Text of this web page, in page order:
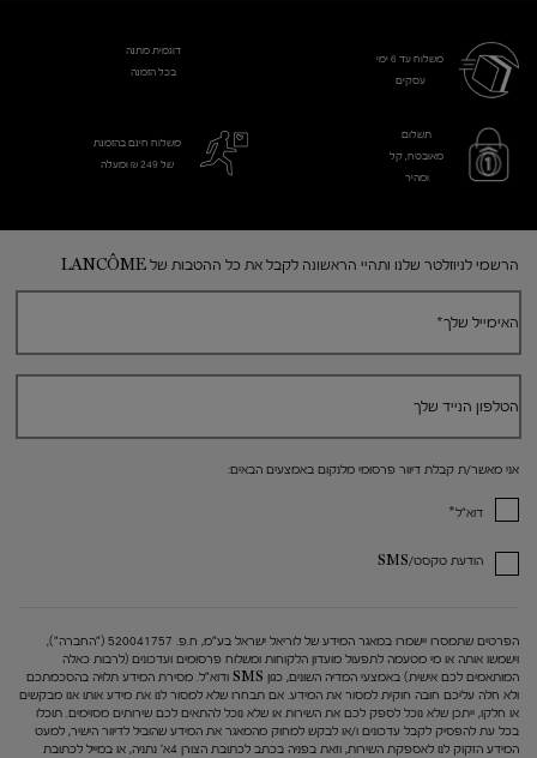
משלוח עד 6 ימי
עסקים​
דוגמית מתנה
בכל הזמנה
תשלום
מאובטח, קל
ומהיר
משלוח חינם בהזמנת
של 249 ₪ ומעלה
הרשמי לניוזלטר שלנו ותהיי הראשונה לקבל את כל ההטבות של LANCÔME
האימייל שלך*
הטלפון הנייד שלך
אני מאשר/ת קבלת דיוור פרסומי מלנקום באמצעים הבאים:
דוא"ל*
הודעת טקסט/SMS
הפרטים שתמסרו יישמרו במאגר המידע של לוריאל ישראל בע"מ, ח.פ. 520041757 ("החברה"),
וישמשו אותה או מי מטעמה לתפעול מועדון הלקוחות ומשלוח פרסומים ועדכונים (לרבות כאלה
המותאמים לכם אישית) באמצעי המדיה השונים, כגון SMS ודוא"ל. מסירת המידע תלויה בהסכמתכם
ולא חלה עליכם חובה חוקית למסור את המידע. אם תבחרו שלא למסור לנו את מידע אותו אנו מבקשים
או חלקו, ייתכן שלא נוכל לספק לכם את השירות או שלא נוכל להתאים לכם שירותים מסוימים. תוכלו
בכל עת להפסיק לקבל עדכונים ו/או לבקש למחוק מהמאגר את המידע שהוביל לדיוור הישיר, למעט
המידע הזקוק לנו לאספקת השירות, וזאת בפניה בכתב לכתובת הצורן 4א' נתניה, או במייל לכתובת